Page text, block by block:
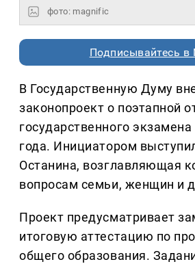
фото: magnific
Подписывайтесь в
В Государственную Думу
законопроект о поэтапной
государственного
года. Инициатором
Останина, возглавляющая
вопросам семьи, женщин и
Проект предусматривает
итоговую аттестацию по
общего образования.